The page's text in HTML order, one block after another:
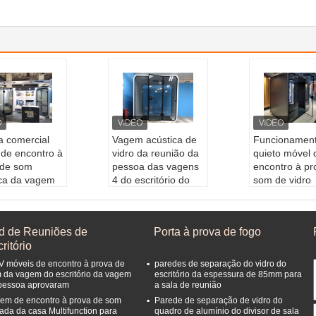
comercial
encontro à
som
da vagem
Função p
1.61m
Vagem acústica de
vidro da reunião da
pessoa das vagens
4 do escritório do
Vários Soqu
Especialidade:Fác
il de instalar
Produto:Sala de re
uniões portátil
quieto móvel
encontro à
som de vidro
Utilização:
Produto:
uniões
ento sonoro
de Reuniões de
móveis de encontro à prova de
da vagem do escritório da vagem
aprovaram
de encontro à prova de som
da casa Multifunction para
Porta à prova de fogo
paredes de separação do vidro do
escritório da espessura de 85mm para
a sala de reunião
Parede de separação de vidro do
quadro de alumínio do divisor de sala